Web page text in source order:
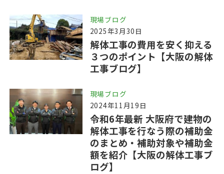
現場ブログ
2025年3月30日
解体工事の費用を安く抑える
３つのポイント【大阪の解体
工事ブログ】
現場ブログ
2024年11月19日
令和6年最新 大阪府で建物の
解体工事を行なう際の補助金
のまとめ・補助対象や補助金
額を紹介【大阪の解体工事ブ
ログ】